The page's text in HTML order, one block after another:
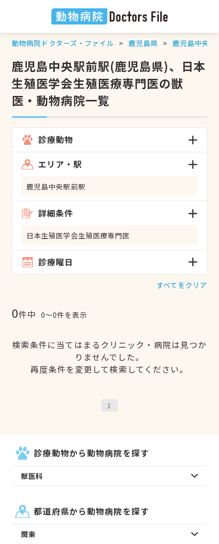
動物病院ドクターズ・ファイル 鹿児島県 鹿児島中央駅
鹿児島中央駅前駅(鹿児島県)、日本
生殖医学会生殖医療専門医の獣
医・動物病院一覧
診療動物
エリア・駅
鹿児島中央駅前駅
詳細条件
日本生殖医学会生殖医療専門医
診療曜日
すべてをクリア
0件中 0〜0件を表示
検索条件に当てはまるクリニック・病院は見つか
りませんでした。
再度条件を変更して検索してください。
1
診療動物から動物病院を探す
獣医科
都道府県から動物病院を探す
関東